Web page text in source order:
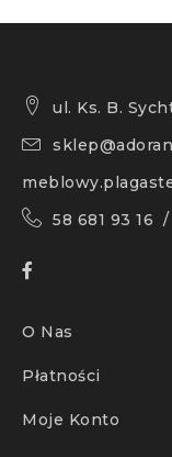
ul. Ks. B.
58 681 93 16
O Nas
Płatności
Moje Konto